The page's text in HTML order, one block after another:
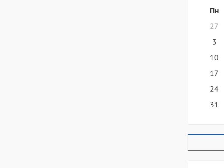
Пн
27
3
10
17
24
31